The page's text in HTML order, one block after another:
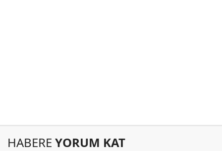
HABERE YORUM KAT